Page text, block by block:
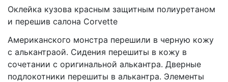
Оклейка кузова красным защитным полиуретаном
и перешив салона Corvette
Американского монстра перешили в черную кожу
с алькантраой. Сидения перешиты в кожу в
сочетании с оригинальной алькантра. Дверные
подлокотники перешиты в алькантра. Элементы